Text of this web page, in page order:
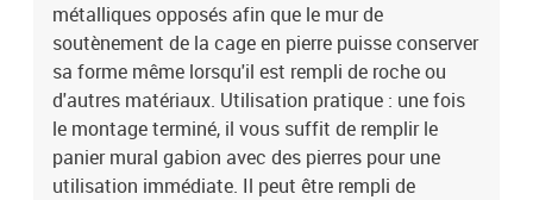
métalliques opposés afin que le mur de
soutènement de la cage en pierre puisse conserver
sa forme même lorsqu'il est rempli de roche ou
d'autres matériaux. Utilisation pratique : une fois
le montage terminé, il vous suffit de remplir le
panier mural gabion avec des pierres pour une
utilisation immédiate. Il peut être rempli de